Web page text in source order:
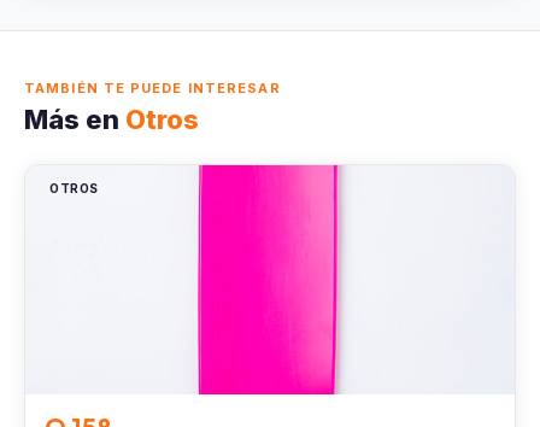
TAMBIÉN TE PUEDE INTERESAR
Más en Otros
OTROS